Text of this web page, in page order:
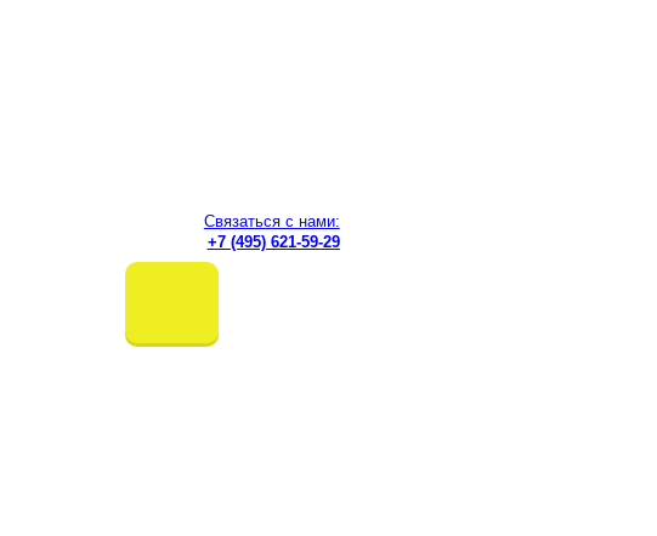
Связаться с нами:
+7 (495) 621-59-29